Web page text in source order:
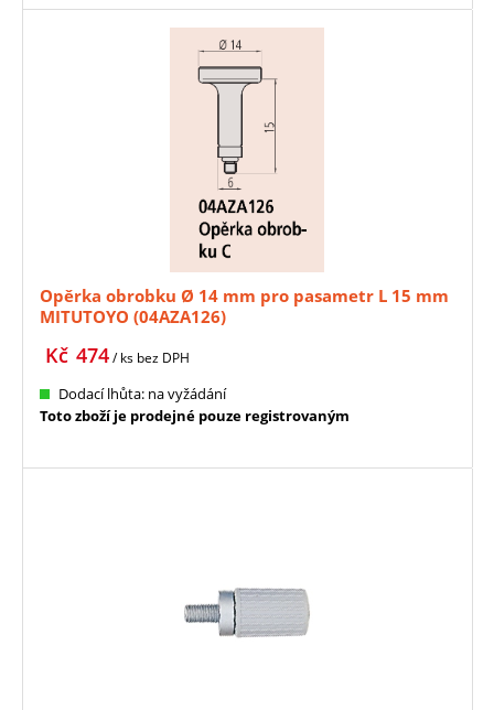
Opěrka obrobku Ø 14 mm pro pasametr L 15 mm
MITUTOYO (04AZA126)
474
Kč / ks bez DPH
Dodací lhůta: na vyžádání
Toto zboží je prodejné pouze registrovaným